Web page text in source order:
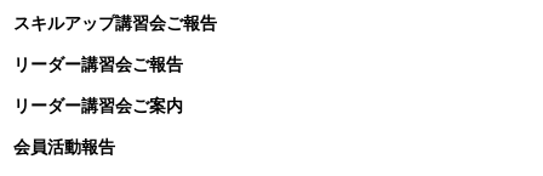
スキルアップ講習会ご報告
リーダー講習会ご報告
リーダー講習会ご案内
会員活動報告